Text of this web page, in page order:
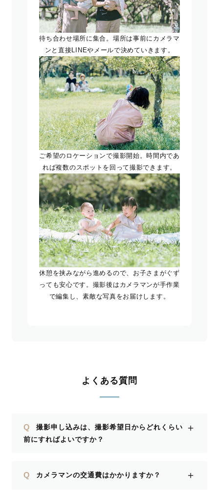
待ち合わせ場所に集合。場所は事前にカメラマ
ンと直接LINEやメールで決めていきます。
ご希望のロケーションで撮影開始。時間内であ
れば複数のスポットを回って撮影できます。
休憩を挟みながら進めるので、お子さまがぐず
っても安心です。撮影後はカメラマンが手作業
で編集し、素敵な写真をお届けします。
よくある質問
Q
撮影申し込みは、撮影希望日からどれくらい
前にすればよいですか？
＋
Q カメラマンの交通費はかかりますか？ ＋